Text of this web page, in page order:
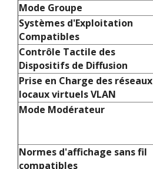
Mode Groupe​
Systèmes d'Exploitation
Compatibles​
Contrôle Tactile des
Dispositifs de Diffusion​​
Prise en Charge des réseaux
locaux virtuels VLAN​​
Mode Modérateur​​
Normes d'affichage sans fil
compatibles​